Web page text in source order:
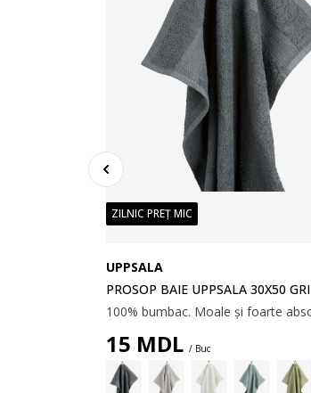
ZILNIC PREȚ MIC
UPPSALA
PROSOP BAIE UPPSALA 30X50 GRI
15 MDL / Buc